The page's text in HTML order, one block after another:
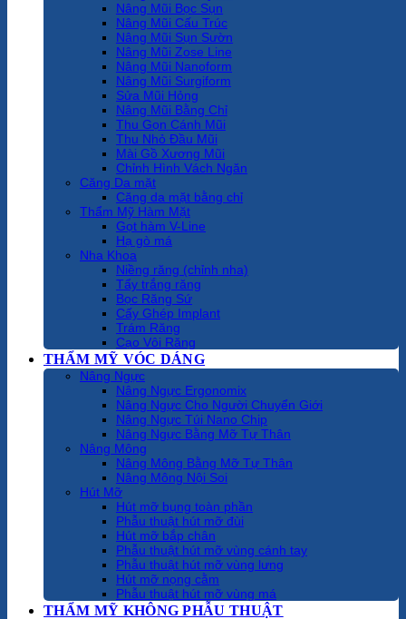
Nâng Mũi Bọc Sụn
Nâng Mũi Cấu Trúc
Nâng Mũi Sụn Sườn
Nâng Mũi Zose Line
Nâng Mũi Nanoform
Nâng Mũi Surgiform
Sửa Mũi Hỏng
Nâng Mũi Bằng Chỉ
Thu Gọn Cánh Mũi
Thu Nhỏ Đầu Mũi
Mài Gồ Xương Mũi
Chỉnh Hình Vách Ngăn
Căng Da mặt
Căng da mặt bằng chỉ
Thẩm Mỹ Hàm Mặt
Gọt hàm V-Line
Hạ gò má
Nha Khoa
Niềng răng (chỉnh nha)
Tẩy trắng răng
Bọc Răng Sứ
Cấy Ghép Implant
Trám Răng
Cạo Vôi Răng
THẨM MỸ VÓC DÁNG
Nâng Ngực
Nâng Ngực Ergonomix
Nâng Ngực Cho Người Chuyển Giới
Nâng Ngực Túi Nano Chip
Nâng Ngực Bằng Mỡ Tự Thân
Nâng Mông
Nâng Mông Bằng Mỡ Tự Thân
Nâng Mông Nội Soi
Hút Mỡ
Hút mỡ bụng toàn phần
Phẫu thuật hút mỡ đùi
Hút mỡ bắp chân
Phẫu thuật hút mỡ vùng cánh tay
Phẫu thuật hút mỡ vùng lưng
Hút mỡ nọng cằm
Phẫu thuật hút mỡ vùng má
THẨM MỸ KHÔNG PHẪU THUẬT